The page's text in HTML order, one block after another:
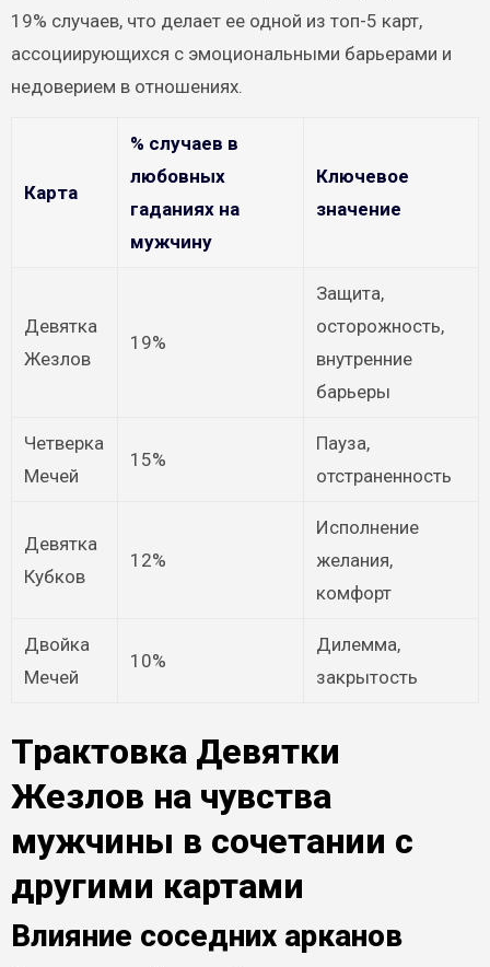
19% случаев, что делает ее одной из топ-5 карт,
ассоциирующихся с эмоциональными барьерами и
недоверием в отношениях.
Карта
% случаев в
любовных
гаданиях на
мужчину
Ключевое
значение
Девятка
Жезлов
19%
Защита,
осторожность,
внутренние
барьеры
Четверка
Мечей
15%
Пауза,
отстраненность
Девятка
Кубков
12%
Исполнение
желания,
комфорт
Двойка
Мечей
10%
Дилемма,
закрытость
Трактовка Девятки
Жезлов на чувства
мужчины в сочетании с
другими картами
Влияние соседних арканов